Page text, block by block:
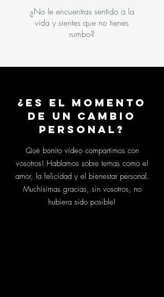
¿No le encuentras sentido a la
vida y sientes que no tienes
rumbo?
¿Es el momento
de un cambio
personal?
Qué bonito vídeo compartimos con
vosotros! Hablamos sobre temas como el
amor, la felicidad y el bienestar personal.
Muchísimas gracias, sin vosotros, no
hubiera sido posible!